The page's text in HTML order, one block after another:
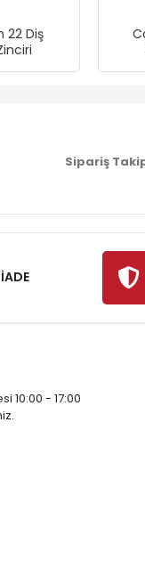
22 Diş
Sipariş
10:00 - 17:00